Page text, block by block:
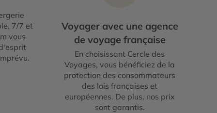
7/7 et
vous
Voyager avec une agence
de voyage française
En choisissant Cercle des
Voyages, vous bénéficiez de la
protection des consommateurs
des lois françaises et
européennes. De plus, nos prix
sont garantis.